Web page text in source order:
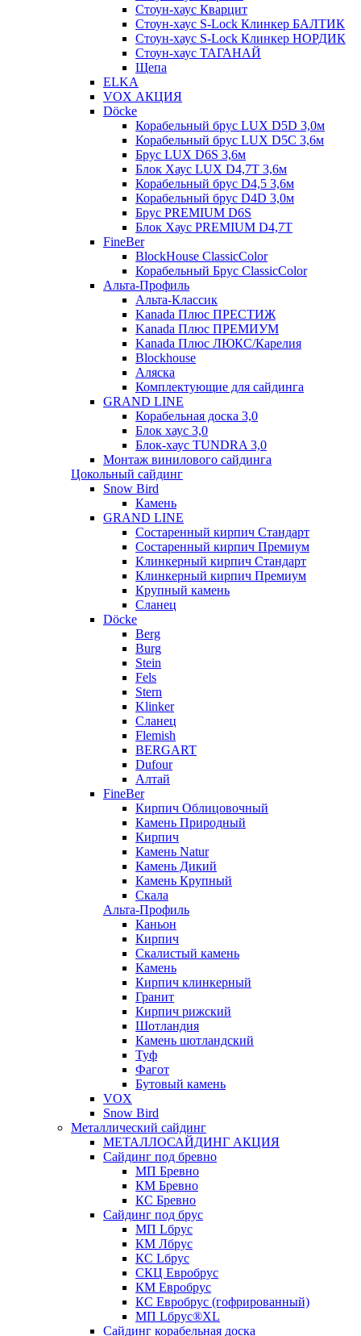
Стоун-хаус Кварцит
Стоун-хаус S-Lock Клинкер БАЛТИК
Стоун-хаус S-Lock Клинкер НОРДИК
Стоун-хаус ТАГАНАЙ
Щепа
ELKA
VOX АКЦИЯ
Döcke
Корабельный брус LUX D5D 3,0м
Корабельный брус LUX D5C 3,6м
Брус LUX D6S 3,6м
Блок Хаус LUX D4,7T 3,6м
Корабельный брус D4,5 3,6м
Корабельный брус D4D 3,0м
Брус PREMIUM D6S
Блок Хаус PREMIUM D4,7T
FineBer
BlockHouse ClassicColor
Корабельный Брус ClassicColor
Альта-Профиль
Альта-Классик
Kanada Плюс ПРЕСТИЖ
Kanada Плюс ПРЕМИУМ
Kanada Плюс ЛЮКС/Карелия
Blockhouse
Аляска
Комплектующие для сайдинга
GRAND LINE
Корабельная доска 3,0
Блок хаус 3,0
Блок-хаус TUNDRA 3,0
Монтаж винилового сайдинга
Цокольный сайдинг
Snow Bird
Камень
GRAND LINE
Состаренный кирпич Стандарт
Состаренный кирпич Премиум
Клинкерный кирпич Стандарт
Клинкерный кирпич Премиум
Крупный камень
Сланец
Döcke
Berg
Burg
Stein
Fels
Stern
Klinker
Сланец
Flemish
BERGART
Dufour
Алтай
FineBer
Кирпич Облицовочный
Камень Природный
Кирпич
Камень Natur
Камень Дикий
Камень Крупный
Скала
Альта-Профиль
Каньон
Кирпич
Скалистый камень
Камень
Кирпич клинкерный
Гранит
Кирпич рижский
Шотландия
Камень шотландский
Туф
Фагот
Бутовый камень
VOX
Snow Bird
Металлический сайдинг
МЕТАЛЛОСАЙДИНГ АКЦИЯ
Сайдинг под бревно
МП Бревно
КМ Бревно
КС Бревно
Сайдинг под брус
МП Lбрус
КМ Лбрус
КС Lбрус
СКЦ Евробрус
КМ Евробрус
КС Евробрус (гофрированный)
МП Lбрус®XL
Сайдинг корабельная доска